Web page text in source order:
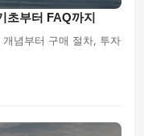
초부터 FAQ까지
념부터 구매 절차, 투자